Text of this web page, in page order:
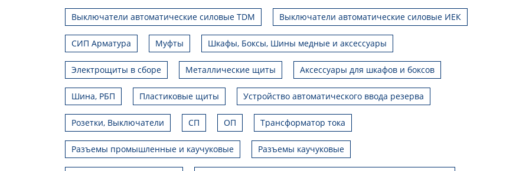
Выключатели автоматические силовые TDM Выключатели автоматические силовые ИЕК
СИП Арматура Муфты Шкафы, Боксы, Шины медные и аксессуары
Электрощиты в сборе Металлические щиты Аксессуары для шкафов и боксов
Шина, РБП Пластиковые щиты Устройство автоматического ввода резерва
Розетки, Выключатели СП ОП Трансформатор тока
Разъемы промышленные и каучуковые Разъемы каучуковые